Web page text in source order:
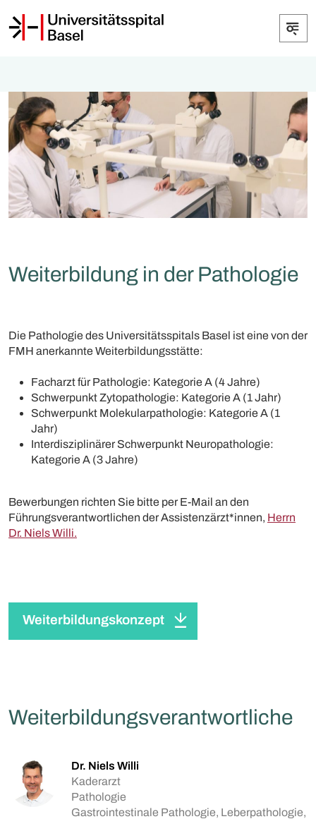
Weiterbildung in der Pathologie
Die Pathologie des Universitätsspitals Basel ist eine von der
FMH anerkannte Weiterbildungsstätte:
Facharzt für Pathologie: Kategorie A (4 Jahre)
Schwerpunkt Zytopathologie: Kategorie A (1 Jahr)
Schwerpunkt Molekularpathologie: Kategorie A (1
Jahr)
Interdisziplinärer Schwerpunkt Neuropathologie:
Kategorie A (3 Jahre)
Bewerbungen richten Sie bitte per E-Mail an den
Führungsverantwortlichen der Assistenzärzt*innen, Herrn
Dr. Niels Willi.
Weiterbildungskonzept
Weiterbildungsverantwortliche
Dr. Niels Willi
Kaderarzt
Pathologie
Gastrointestinale Pathologie, Leberpathologie,